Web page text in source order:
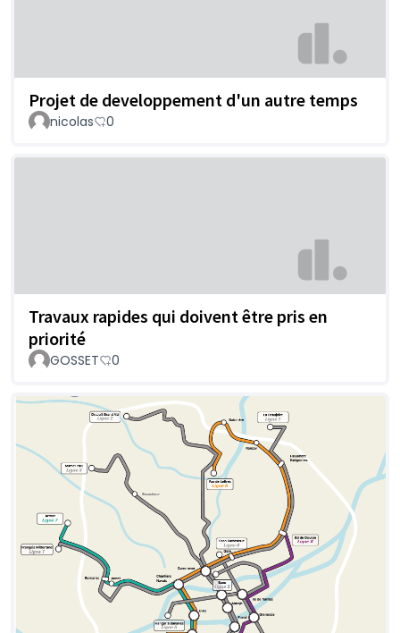
Projet de developpement d'un autre temps
nicolas 0
Travaux rapides qui doivent être pris en
priorité
GOSSET 0